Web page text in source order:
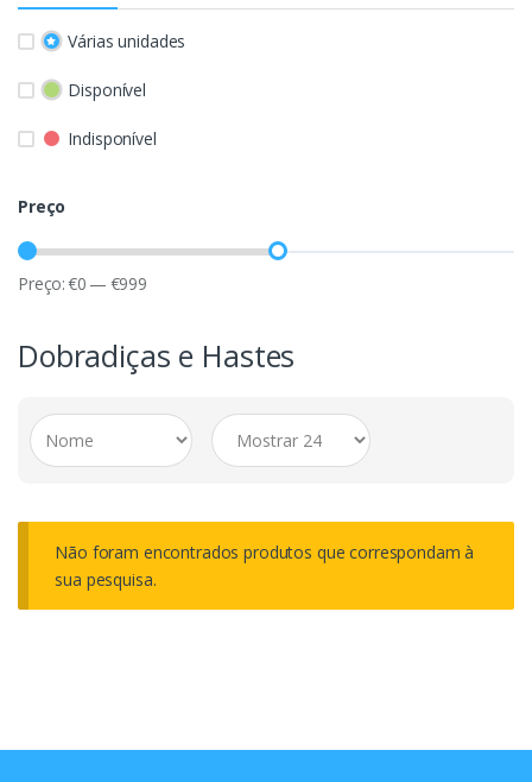
Várias unidades
Disponível
Indisponível
Preço
Preço:€0 — €999
Dobradiças e Hastes
Não foram encontrados produtos que correspondam à
sua pesquisa.